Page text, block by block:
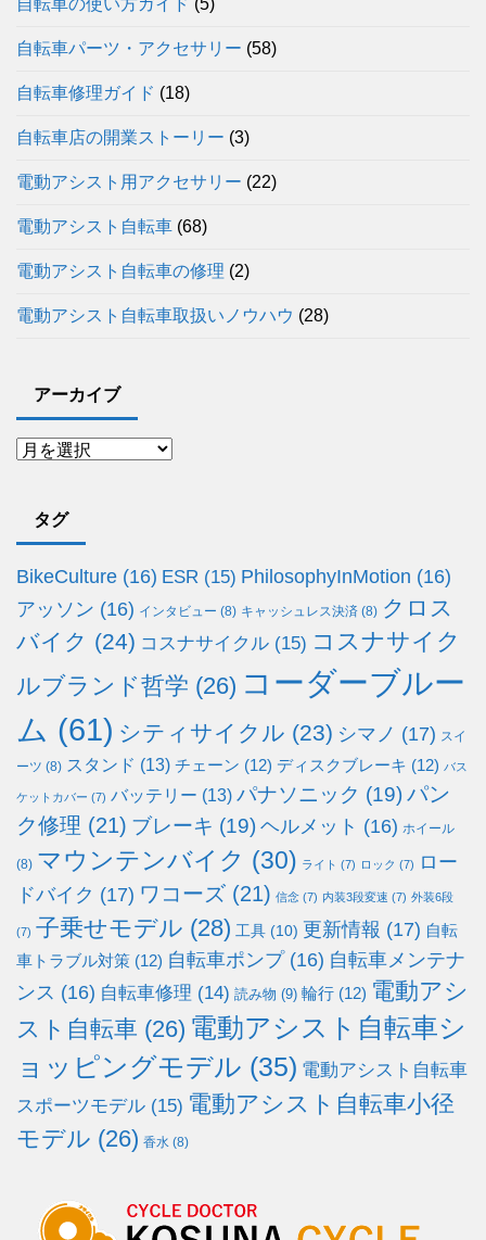
自転車の使い方ガイド (5)
自転車パーツ・アクセサリー (58)
自転車修理ガイド (18)
自転車店の開業ストーリー (3)
電動アシスト用アクセサリー (22)
電動アシスト自転車 (68)
電動アシスト自転車の修理 (2)
電動アシスト自転車取扱いノウハウ (28)
アーカイブ
タグ
BikeCulture (16) ESR (15) PhilosophyInMotion (16)
アッソン (16) インタビュー (8) キャッシュレス決済 (8) クロス
バイク (24) コスナサイクル (15) コスナサイク
ルブランド哲学 (26) コーダーブルー
ム (61) シティサイクル (23) シマノ (17) スイ
ーツ (8) スタンド (13) チェーン (12) ディスクブレーキ (12) バス
ケットカバー (7) バッテリー (13) パナソニック (19)パン
ク修理 (21) ブレーキ (19) ヘルメット (16) ホイール
(8) マウンテンバイク (30) ライト (7) ロック (7)
ロー
ドバイク (17) ワコーズ (21) 信念 (7) 内装3段変速 (7) 外装6段
(7) 子乗せモデル (28) 工具 (10) 更新情報 (17) 自転
車トラブル対策 (12) 自転車ポンプ(16) 自転車メンテナ
ンス (16) 自転車修理 (14) 読み物 (9) 輪行 (12) 電動アシ
スト自転車 (26) 電動アシスト自転車シ
ョッピングモデル (35) 電動アシスト自転車
スポーツモデル (15) 電動アシスト自転車小径
モデル (26) 香水 (8)